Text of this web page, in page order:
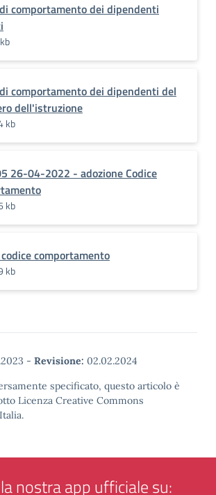
comportamento dei dipendenti
comportamento dei dipendenti del
dell'istruzione
kb
26-04-2022 - adozione Codice
kb
comportamento
kb
- Revisione: 02.02.2024
specificato, questo articolo è
Licenza Creative Commons
nostra app ufficiale su: